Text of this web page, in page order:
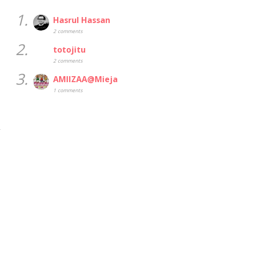
1. Hasrul Hassan
2 comments
2. totojitu
2 comments
3. AMIIZAA@Mieja
1 comments